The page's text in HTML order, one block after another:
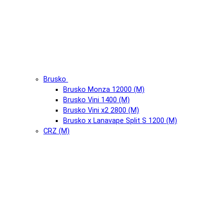
Brusko
Brusko Monza 12000 (М)
Brusko Vini 1400 (М)
Brusko Vini x2 2800 (М)
Brusko x Lanavape Split S 1200 (М)
CRZ (М)